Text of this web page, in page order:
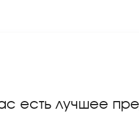
есть лучшее